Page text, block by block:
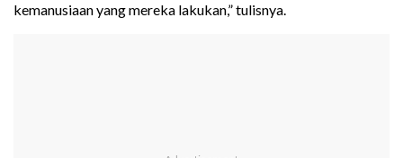
kemanusiaan yang mereka lakukan,” tulisnya.